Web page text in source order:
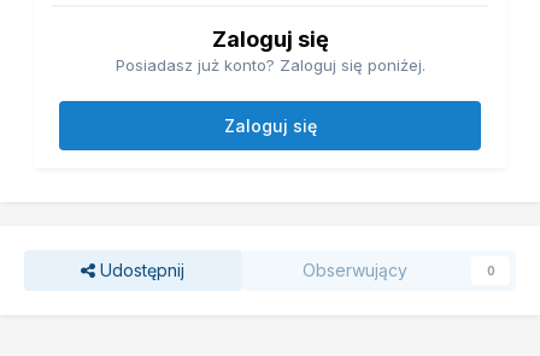
Zaloguj się
Posiadasz już konto? Zaloguj się poniżej.
Zaloguj się
Udostępnij Obserwujący 0